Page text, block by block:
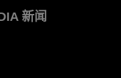
新闻